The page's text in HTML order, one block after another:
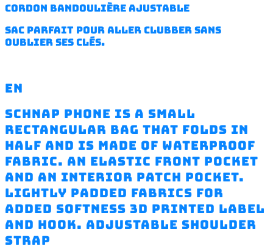
cordon bandoulière ajustable
sac parfait pour aller clubber sans
oublier ses clés.
EN
Schnap phone is a small
rectangular bag that folds in
half and is made of waterproof
fabric. an elastic front pocket
and an interior patch pocket.
lightly padded fabrics for
added softness 3D printed label
and hook. Adjustable shoulder
strap